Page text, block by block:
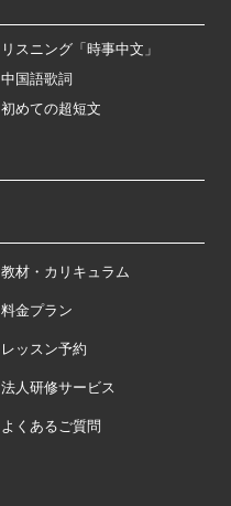
リスニング「時事中文」
中国語歌詞
初めての超短文
教材・カリキュラム
料金プラン
レッスン予約
法人研修サービス
よくあるご質問